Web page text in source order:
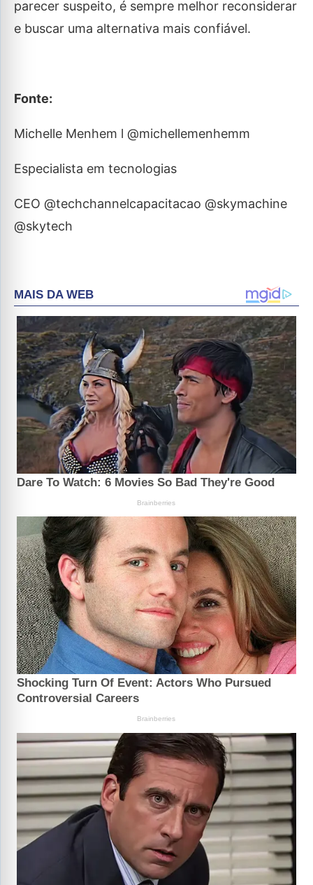
parecer suspeito, é sempre melhor reconsiderar
e buscar uma alternativa mais confiável.
Fonte:
Michelle Menhem l @michellemenhemm
Especialista em tecnologias
CEO @techchannelcapacitacao @skymachine
@skytech